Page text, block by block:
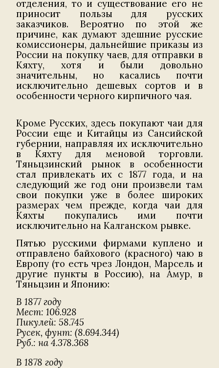
отделения, то и существование его не
приносит пользы для русских
заказчиков. Вероятно по этой же
причине, как думают здешние русские
комиссионеры, дальнейшие приказы из
России на покупку чаев, для отправки в
Кяхту, хотя и были довольно
значительны, но касались почти
исключительно дешевых сортов и в
особенности черного кирпичного чая.
Кроме Русских, здесь покупают чаи для
России еще и Китайцы из Сансийской
губернии, направляя их исключительно
в Кяхту для меновой торговли.
Тяньцзинский рынок в особенности
стал привлекать их с 1877 года, и на
следующий же год они произвели там
свои покупки уже в более широких
размерах чем прежде, когда чаи для
Кяхты покупались ими почти
исключительно на Калганском рывке.
Пятью русскими фирмами куплено и
отправлено байхового (красного) чаю в
Европу (то есть чрез Лондон, Марсель и
другие пункты в Россию), на Амур, в
Тяньцзин и Японию:
В 1877 году
Мест: 106.928
Пикулей: 58.745
Русек, фунт: (8.694.344)
Руб.: на 4.378.368
В 1878 году